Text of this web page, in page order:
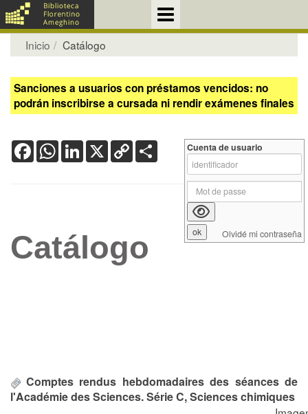
Inicio Catálogo
Sanciones a usuarios con préstamos vencidos: no
podrán inscribirse a cursada ni rendir exámenes finales
FacebookWhatsApp
LinkedIn
X Copy
Link
Catálogo
Comptes rendus hebdomadaires des séances de
l'Académie des Sciences. Série C, Sciences chimiques
Cuenta de usuario
Olvidé mi contraseña